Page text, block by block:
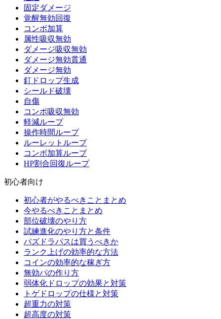
固定ダメージ
覚醒無効回復
コンボ加算
属性吸収無効
ダメージ吸収無効
ダメージ無効貫通
ダメージ無効
釘ドロップ生成
シールド破壊
自傷
コンボ吸収無効
軽減ループ
操作時間ループ
ルーレットループ
コンボ加算ループ
HP割合回復ループ
初心者向け
初心者がやるべきことまとめ
今やるべきことまとめ
部位破壊のやり方
試練進化のやり方と条件
パズドラパスは買うべきか
ランク上げの効率的な方法
コインの効率的な稼ぎ方
無効パの作り方
弱体化ドロップの効果と対策
トゲドロップの仕様と対策
超重力の対策
超高度の対策